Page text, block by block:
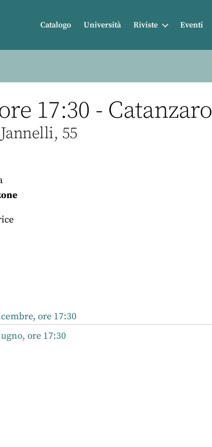
Catalogo Università Riviste Eventi
17:30 - Catanzaro
55
ore 17:30
ore 17:30